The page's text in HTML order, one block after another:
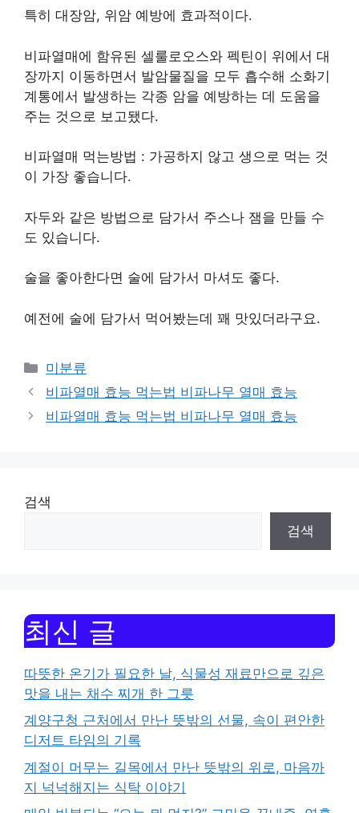
특히 대장암, 위암 예방에 효과적이다.
비파열매에 함유된 셀룰로오스와 펙틴이 위에서 대
장까지 이동하면서 발암물질을 모두 흡수해 소화기
계통에서 발생하는 각종 암을 예방하는 데 도움을
주는 것으로 보고됐다.
비파열매 먹는방법 : 가공하지 않고 생으로 먹는 것
이 가장 좋습니다.
자두와 같은 방법으로 담가서 주스나 잼을 만들 수
도 있습니다.
술을 좋아한다면 술에 담가서 마셔도 좋다.
예전에 술에 담가서 먹어봤는데 꽤 맛있더라구요.
Categories
미분류
비파열매 효능 먹는법 비파나무 열매 효능
비파열매 효능 먹는법 비파나무 열매 효능
검색
검색
최신 글
따뜻한 온기가 필요한 날, 식물성 재료만으로 깊은
맛을 내는 채수 찌개 한 그릇
계양구청 근처에서 만난 뜻밖의 선물, 속이 편안한
디저트 타임의 기록
계절이 머무는 길목에서 만난 뜻밖의 위로, 마음까
지 넉넉해지는 식탁 이야기